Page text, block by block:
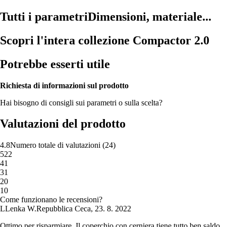
Tutti i parametriDimensioni, materiale...
Scopri l'intera collezione Compactor 2.0
Potrebbe esserti utile
Richiesta di informazioni sul prodotto
Hai bisogno di consigli sui parametri o sulla scelta?
Valutazioni del prodotto
4.8Numero totale di valutazioni (24)
522
41
31
20
10
Come funzionano le recensioni?
LLenka W.Repubblica Ceca, 23. 8. 2022